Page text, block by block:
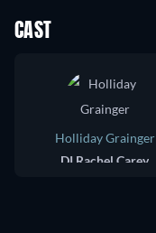
CAST
Holliday Grainger
DI Rachel Carey